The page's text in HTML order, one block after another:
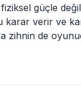
güçle
verir ve
zihnin de